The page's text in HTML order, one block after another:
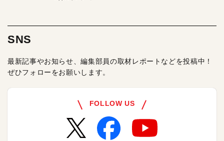
SNS
最新記事やお知らせ、編集部員の取材レポートなどを投稿中！
ぜひフォローをお願いします。
FOLLOW US